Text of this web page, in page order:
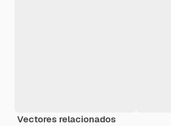
Vectores relacionados